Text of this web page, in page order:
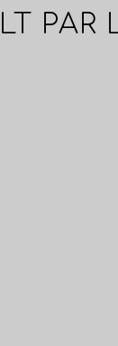
PAR